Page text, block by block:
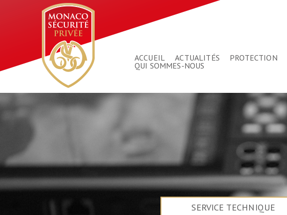
ACCUEIL ACTUALITÉS PROTECTION
QUI SOMMES-NOUS
SERVICE TECHNIQUE